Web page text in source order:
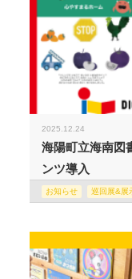
2025.12.24
海陽町立海南図
ンツ導入
お知らせ 巡回展&展